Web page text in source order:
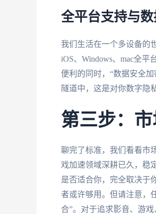
全平台支持与
我们生活在一个多设备的
iOS、Windows、mac全
便利的同时，“数据安全
隧道中，这是对你数字隐
第三步：
聊完了标准，我们看看市
戏加速领域深耕已久，稳
是否适合你，完全取决于
者或许够用。但请注意，
合”。对于追求影音、游